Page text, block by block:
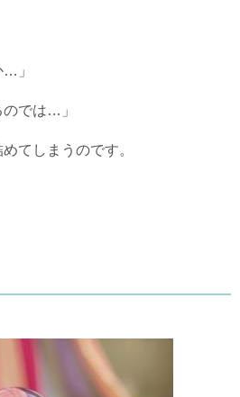
…」
のでは…」
てしまうのです。